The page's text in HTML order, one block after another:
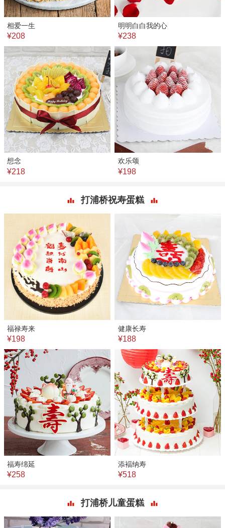
相爱一生
¥208
明明白白我的心
¥238
想念
¥218
欢乐颂
¥198
打浦桥祝寿蛋糕
福禄寿来
¥198
健康长寿
¥188
福寿绵延
¥258
添褔纳寿
¥518
打浦桥儿童蛋糕